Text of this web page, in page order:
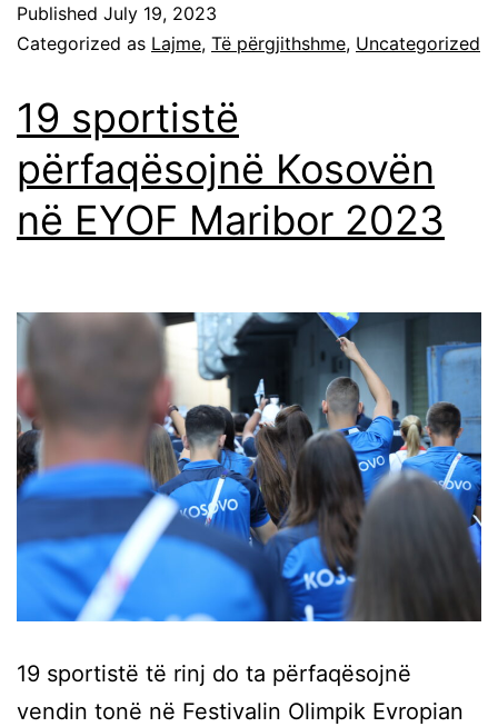
Published July 19, 2023
Categorized as Lajme, Të përgjithshme, Uncategorized
19 sportistë
përfaqësojnë Kosovën
në EYOF Maribor 2023
19 sportistë të rinj do ta përfaqësojnë
vendin tonë në Festivalin Olimpik Evropian